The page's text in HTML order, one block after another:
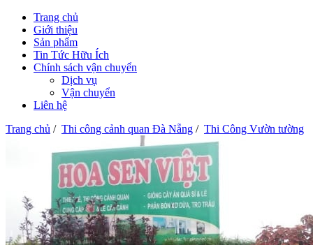
Trang chủ
Giới thiệu
Sản phẩm
Tin Tức Hữu Ích
Chính sách vận chuyển
Dịch vụ
Vận chuyển
Liên hệ
Trang chủ / Thi công cảnh quan Đà Nẵng / Thi Công Vườn tường